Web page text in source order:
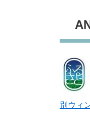
別ウィ